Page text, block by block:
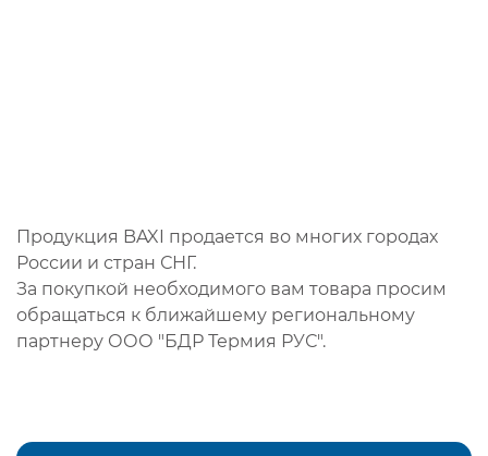
Продукция BAXI продается во многих городах
России и стран СНГ.
За покупкой необходимого вам товара просим
обращаться к ближайшему региональному
партнеру ООО "БДР Термия РУС".